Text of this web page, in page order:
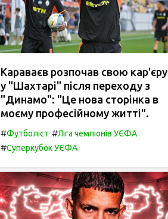
Караваєв розпочав свою кар'єру
у "Шахтарі" після переходу з
"Динамо": "Це нова сторінка в
моєму професійному житті".
#Футболіст #Ліга чемпіонів УЄФА
#Суперкубок УЄФА